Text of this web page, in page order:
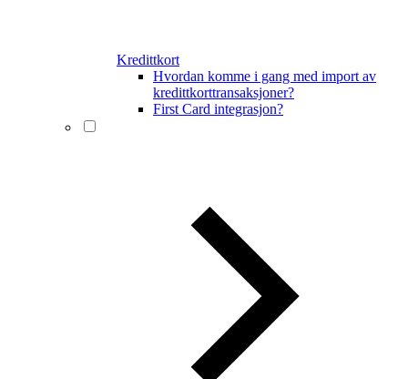
Kredittkort
Hvordan komme i gang med import av
kredittkorttransaksjoner?
First Card integrasjon?